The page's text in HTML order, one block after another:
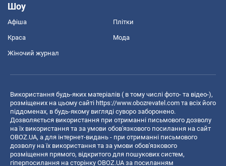
Шоу
Афіша Плітки
Краса Мода
Жіночий журнал
Використання будь-яких матеріалів ( в тому числі фото- та відео-),
розміщених на цьому сайті https://www.obozrevatel.com та всіх його
піддоменах, в будь-якому вигляді суворо заборонено.
Дозволяється використання при отриманні письмового дозволу
на їх використання та за умови обов'язкового посилання на сайт
OBOZ.UA, а для інтернет-видань - при отриманні письмового
дозволу на їх використання та за умови обов'язкового
розміщення прямого, відкритого для пошукових систем,
гіперпосилання на сторінку OBOZ.UA за посиланням